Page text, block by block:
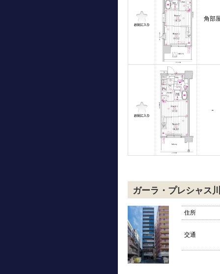
角部
-
ガーラ・プレシャス
住所
交通